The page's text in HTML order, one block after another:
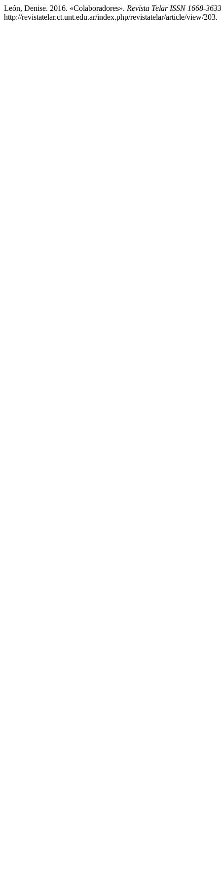
León, Denise. 2016. «Colaboradores». Revista Telar ISSN 1668-3633
http://revistatelar.ct.unt.edu.ar/index.php/revistatelar/article/view/203.